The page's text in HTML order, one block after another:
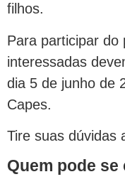
filhos.
Para participar do
interessadas
dia 5 de junho de
Capes.
Tire suas dúvidas
Quem pode